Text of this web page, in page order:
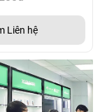
Liên hệ